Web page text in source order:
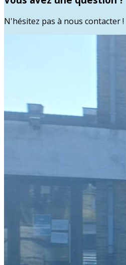
N'hésitez pas à nous contacter !